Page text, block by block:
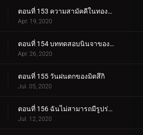
ตอนที่ 153 ความสามัคคีในทองคำ
Apr. 19, 2020
ตอนที่ 154 บททดสอบนินจาของฮิมาวาริ!!
Apr. 26, 2020
ตอนที่ 155 วันฝนตกของมิตสึกิ
Jul. 05, 2020
ตอนที่ 156 ฉันไม่สามารถมีรูปร่างผอมเพรียวได้
Jul. 12, 2020